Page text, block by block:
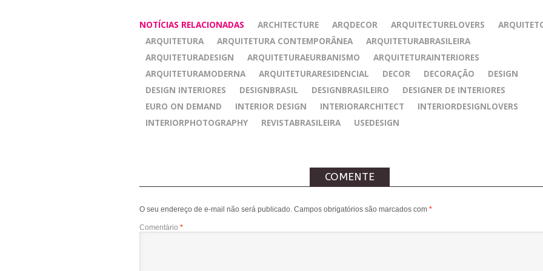
NOTÍCIAS RELACIONADAS ARCHITECTURE ARQDECOR ARQUITECTURELOVERS
ARQUITETURA
ARQUITETURA CONTEMPORÂNEA
ARQUITETURABRASILEIRA
ARQUITETURADESIGN
ARQUITETURAEURBANISMO
ARQUITETURAINTERIORES
ARQUITETURAMODERNA
ARQUITETURARESIDENCIAL DECOR DECORAÇÃO
DESIGN
DESIGN INTERIORES
DESIGNBRASIL DESIGNBRASILEIRO
DESIGNER DE INTERIORES
EURO ON DEMAND
INTERIOR DESIGN INTERIORARCHITECT
INTERIORDESIGNLOVERS
INTERIORPHOTOGRAPHY
REVISTABRASILEIRA USEDESIGN
COMENTE
O seu endereço de e-mail não será publicado. Campos obrigatórios são marcados com *
Comentário *